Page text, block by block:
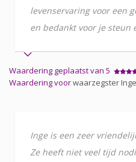
levenservaring voor een
en bedankt voor je steun
Waardering geplaatst van 5
Waardering voorwaarzegster Inge
Inge is een zeer
Ze heeft niet veel tijd